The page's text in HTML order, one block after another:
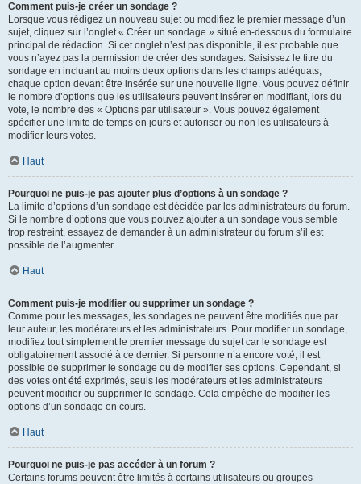
Comment puis-je créer un sondage ?
Lorsque vous rédigez un nouveau sujet ou modifiez le premier message d’un
sujet, cliquez sur l’onglet « Créer un sondage » situé en-dessous du formulaire
principal de rédaction. Si cet onglet n’est pas disponible, il est probable que
vous n’ayez pas la permission de créer des sondages. Saisissez le titre du
sondage en incluant au moins deux options dans les champs adéquats,
chaque option devant être insérée sur une nouvelle ligne. Vous pouvez définir
le nombre d’options que les utilisateurs peuvent insérer en modifiant, lors du
vote, le nombre des « Options par utilisateur ». Vous pouvez également
spécifier une limite de temps en jours et autoriser ou non les utilisateurs à
modifier leurs votes.
Haut
Pourquoi ne puis-je pas ajouter plus d’options à un sondage ?
La limite d’options d’un sondage est décidée par les administrateurs du forum.
Si le nombre d’options que vous pouvez ajouter à un sondage vous semble
trop restreint, essayez de demander à un administrateur du forum s’il est
possible de l’augmenter.
Haut
Comment puis-je modifier ou supprimer un sondage ?
Comme pour les messages, les sondages ne peuvent être modifiés que par
leur auteur, les modérateurs et les administrateurs. Pour modifier un sondage,
modifiez tout simplement le premier message du sujet car le sondage est
obligatoirement associé à ce dernier. Si personne n’a encore voté, il est
possible de supprimer le sondage ou de modifier ses options. Cependant, si
des votes ont été exprimés, seuls les modérateurs et les administrateurs
peuvent modifier ou supprimer le sondage. Cela empêche de modifier les
options d’un sondage en cours.
Haut
Pourquoi ne puis-je pas accéder à un forum ?
Certains forums peuvent être limités à certains utilisateurs ou groupes